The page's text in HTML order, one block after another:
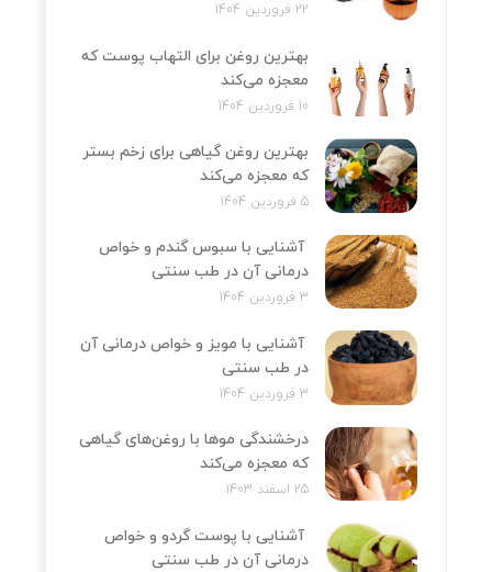
22 فروردین 1404
بهترین روغن برای التهاب پوست که
معجزه می‌کند
10 فروردین 1404
بهترین روغن گیاهی برای زخم بستر
که معجزه می‌کند
5 فروردین 1404
آشنایی با سبوس گندم و خواص
درمانی آن در طب سنتی
3 فروردین 1404
آشنایی با مویز و خواص درمانی آن
در طب سنتی
3 فروردین 1404
درخشندگی موها با روغن‌های گیاهی
که معجزه می‌کند
25 اسفند 1403
آشنایی با پوست گردو و خواص
درمانی آن در طب سنتی